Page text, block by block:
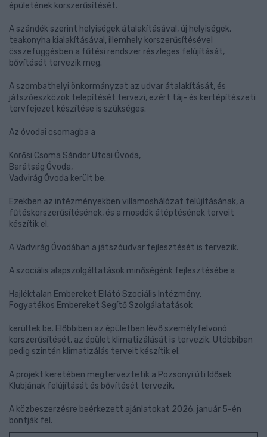
épületének korszerűsítését.
A szándék szerint helyiségek átalakításával, új helyiségek,
teakonyha kialakításával, illemhely korszerűsítésével
összefüggésben a fűtési rendszer részleges felújítását,
bővítését tervezik meg.
A szombathelyi önkormányzat az udvar átalakítását, és
játszóeszközök telepítését tervezi, ezért táj- és kertépítészeti
tervfejezet készítése is szükséges.
Az óvodai csomagba a
Körősi Csoma Sándor Utcai Óvoda,
Barátság Óvoda,
Vadvirág Óvoda került be.
Ezekben az intézményekben villamoshálózat felújításának, a
fűtéskorszerűsítésének, és a mosdók átéptésének terveit
készítik el.
A Vadvirág Óvodában a játszóudvar fejlesztését is tervezik.
A szociális alapszolgáltatások minőségénk fejlesztésébe a
Hajléktalan Embereket Ellátó Szociális Intézmény,
Fogyatékos Embereket Segítő Szolgálatatások
kerültek be. Előbbiben az épületben lévő személyfelvonó
korszerűsítését, az épület klimatizálását is tervezik. Utóbbiban
pedig szintén klimatizálás terveit készítik el.
A projekt keretében megterveztetik a Pozsonyi úti Idősek
Klubjának felújítását és bővítését tervezik.
A közbeszerzésre beérkezett ajánlatokat 2026. január 5-én
bontják fel.